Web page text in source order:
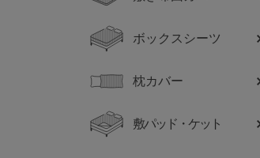
ボックスシーツ
枕カバー
敷パッド・ケット